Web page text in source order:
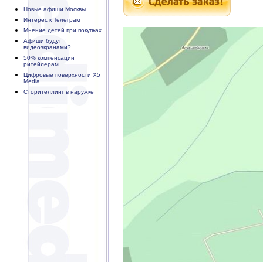
Новые афиши Москвы
Интерес к Телеграм
Мнение детей при покупках
Афиши будут
видеоэкранами?
50% компенсации
ритейлерам
Цифровые поверхности X5
Media
Сторителлинг в наружке